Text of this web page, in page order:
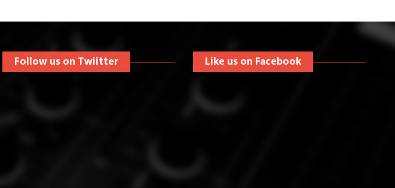
Follow us on Twiitter Like us on Facebook